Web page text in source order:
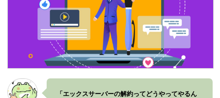
「エックスサーバーの解約ってどうやってやるん